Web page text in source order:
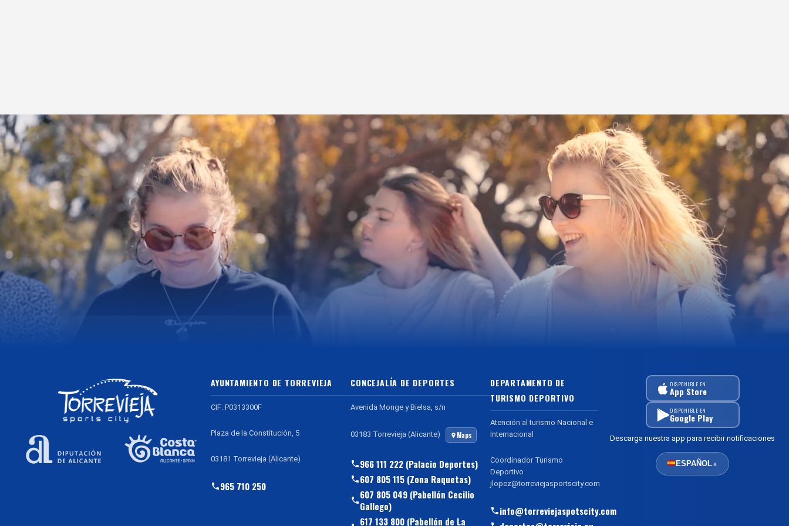
AYUNTAMIENTO DE TORREVIEJA
CIF: P0313300F
Plaza de la Constitución, 5
03181 Torrevieja (Alicante)
965 710 250
CONCEJALÍA DE DEPORTES
Avenida Monge y Bielsa, s/n
03183 Torrevieja (Alicante) Maps
966 111 222 (Palacio Deportes)
607 805 115 (Zona Raquetas)
607 805 049 (Pabellón Cecilio
Gallego)
617 133 800 (Pabellón de La
DEPARTAMENTO DE
TURISMO DEPORTIVO
Atención al turismo Nacional e
Internacional
Coordinador Turismo
Deportivo
jlopez@torreviejasportscity.com
info@torreviejaspotscity.com
DISPONIBLE EN
App Store
DISPONIBLE EN
Google Play
Descarga nuestra app para recibir notificaciones
ESPAÑOL▲